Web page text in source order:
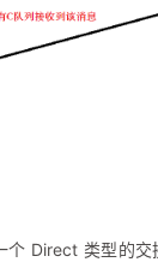
个 Direct 类型的交